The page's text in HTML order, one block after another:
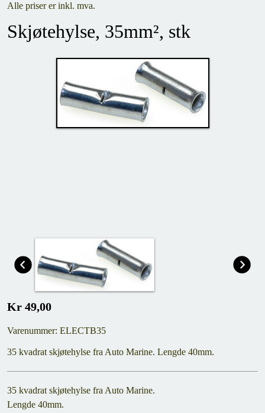
Alle priser er inkl. mva.
Skjøtehylse, 35mm², stk
Kr 49,00
Varenummer: ELECTB35
35 kvadrat skjøtehylse fra Auto Marine. Lengde 40mm.
35 kvadrat skjøtehylse fra Auto Marine.
Lengde 40mm.